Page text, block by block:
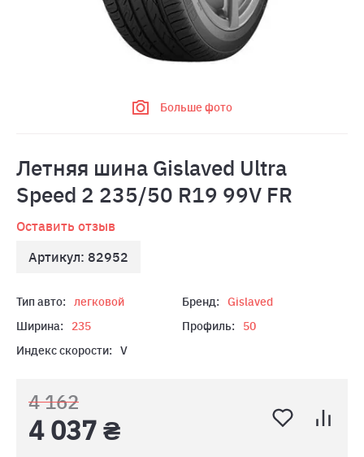
Больше фото
Летняя шина Gislaved Ultra
Speed 2 235/50 R19 99V FR
Оставить отзыв
Артикул: 82952
Тип авто: легковой Бренд:
Gislaved
Ширина:
235 Профиль:
50
Индекс скорости:
V
4 162
4 037 ₴